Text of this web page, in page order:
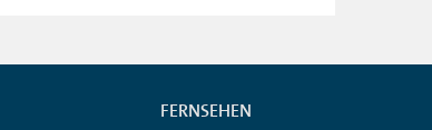
FERNSEHEN